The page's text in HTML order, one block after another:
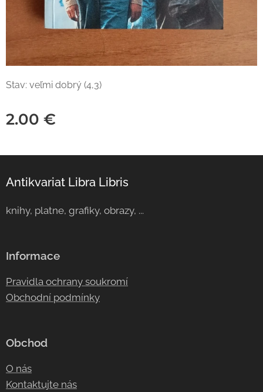
Stav: veľmi dobrý (4,3)
2.00 €
Antikvariat Libra Libris
knihy, platne, grafiky, obrazy, ...
Informace
Pravidla ochrany soukromí
Obchodní podmínky
Obchod
O nás
Kontaktujte nás